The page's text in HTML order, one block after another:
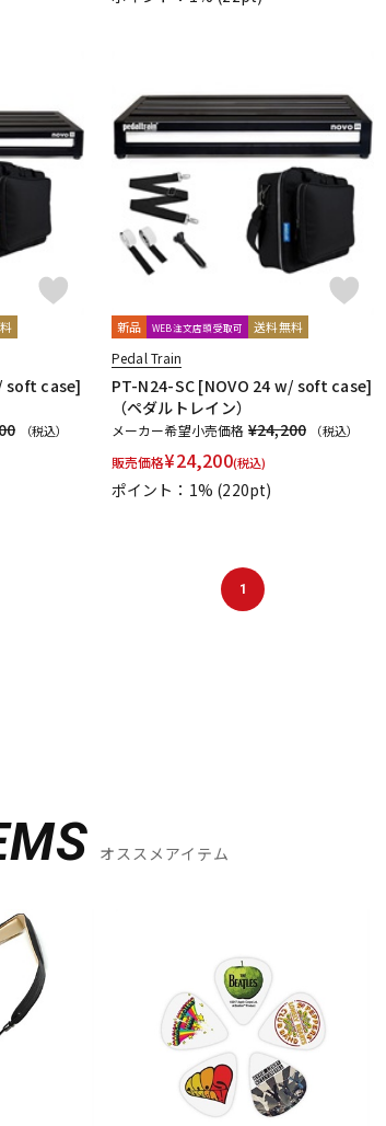
soft case]
（税込）
新品 WEB注文店頭受取可 送料無料
Pedal Train
PT-N24-SC [NOVO 24 w/ soft case]
（ペダルトレイン）
メーカー希望小売価格 ¥24,200 （税込）
販売価格¥24,200(税込)
ポイント：1% (220pt)
1
オススメアイテム